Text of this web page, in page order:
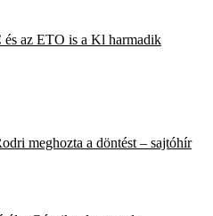
az ETO is a Kl harmadik
meghozta a döntést – sajtóhír